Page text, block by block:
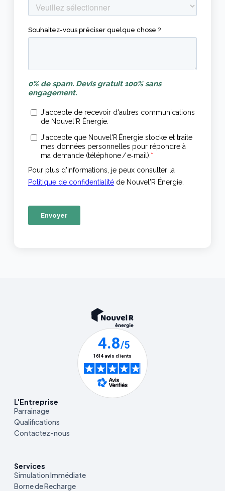
L'Entreprise
Parrainage
Qualifications
Contactez-nous
Services
Simulation Immédiate
Borne de Recharge